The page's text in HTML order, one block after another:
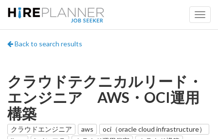
Back to search results
クラウドテクニカルリード・
エンジニア AWS・OCI運用
構築
クラウドエンジニア aws
oci（oracle cloud infrastructure）